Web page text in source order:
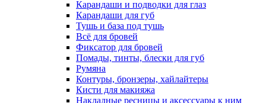
Карандаши и подводки для глаз
Карандаши для губ
Тушь и база под тушь
Всё для бровей
Фиксатор для бровей
Помады, тинты, блески для губ
Румяна
Контуры, бронзеры, хайлайтеры
Кисти для макияжа
Накладные ресницы и аксессуары к ним